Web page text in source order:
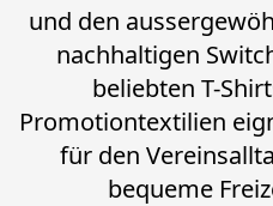
und den
nachhaltigen
beliebten T-
Promotiontextilien
für den
bequeme